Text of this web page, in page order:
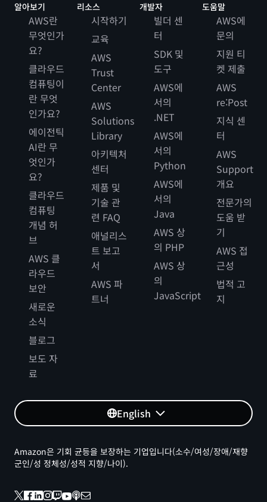
알아보기
AWS란
무엇인가
요?
클라우드
컴퓨팅이
란 무엇
인가요?
에이전틱
AI란 무
엇인가
요?
클라우드
컴퓨팅
개념 허
브
AWS 클
라우드
보안
새로운
소식
블로그
보도 자
료
리소스
시작하기
교육
AWS
Trust
Center
AWS
Solutions
Library
아키텍처
센터
제품 및
기술 관
련 FAQ
애널리스
트 보고
서
AWS 파
트너
개발자
빌더 센
터
SDK 및
도구
AWS에
서의
.NET
AWS에
서의
Python
AWS에
서의
Java
AWS 상
의 PHP
AWS 상
의
JavaScript
도움말
AWS에
문의
지원 티
켓 제출
AWS
re:Post
지식 센
터
AWS
Support
개요
전문가의
도움 받
기
AWS 접
근성
법적 고
지
English
Amazon은 기회 균등을 보장하는 기업입니다(소수/여성/장애/재향
군인/성 정체성/성적 지향/나이).